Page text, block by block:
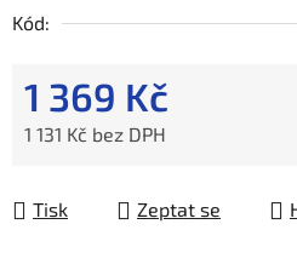
Kód:
1 369 Kč
1 131 Kč bez DPH
Tisk
Zeptat se